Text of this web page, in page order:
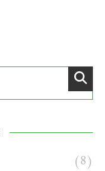
(8)